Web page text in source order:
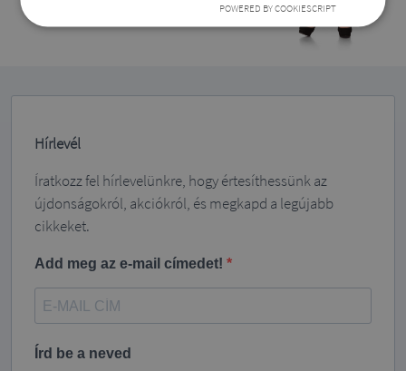
Hírlevél
Íratkozz fel hírlevelünkre, hogy értesíthessünk az
újdonságokról, akciókról, és megkapd a legújabb
cikkeket.
Add meg az e-mail címedet!
Írd be a neved
POWERED BY COOKIESCRIPT